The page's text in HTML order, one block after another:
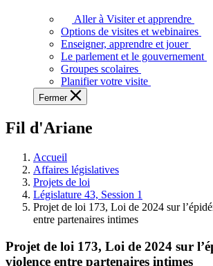
voir,
apprendre
et
à
à
législative.
Aller à Visiter et apprendre
Options de visites et webinaires
Enseigner, apprendre et jouer
Le parlement et le gouvernement
Groupes scolaires
Planifier votre visite
Fermer
Fil d'Ariane
Accueil
Affaires législatives
Projets de loi
Législature 43, Session 1
Projet de loi 173, Loi de 2024 sur
entre partenaires intimes
Projet de loi 173, Loi de 2024 sur
violence entre partenaires intimes